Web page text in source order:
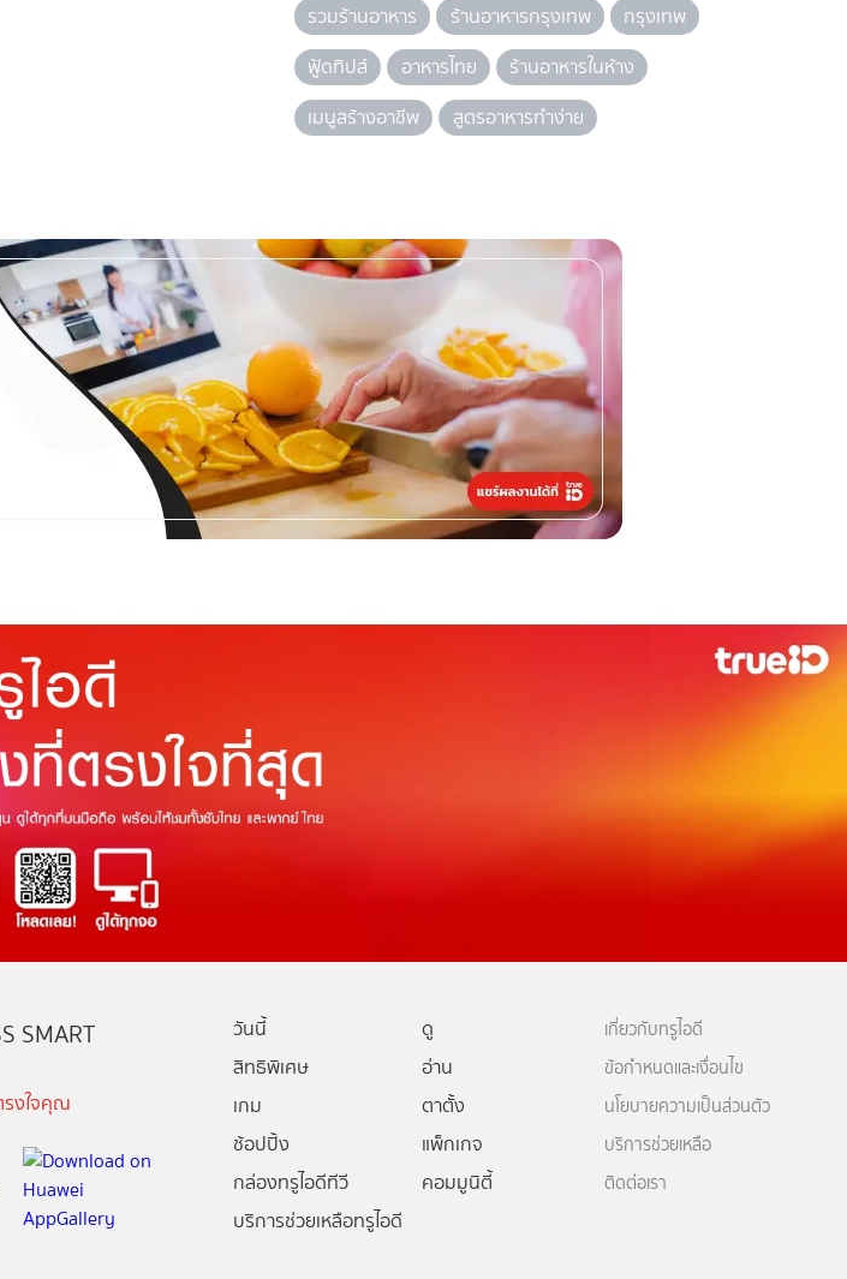
รวมร้านอาหาร
ร้านอาหารกรุงเทพ
กรุงเทพ
ฟู้ดทิปส์
อาหารไทย
ร้านอาหารในห้าง
เมนูสร้างอาชีพ
สูตรอาหารทำง่าย
SMART
รงใจคุณ
วันนี้
ดู
สิทธิพิเศษ
อ่าน
เกม
ตาตั้ง
ช้อปปิ้ง
แพ็กเกจ
กล่องทรูไอดีทีวี
คอมมูนิตี้
บริการช่วยเหลือทรูไอดี
เกี่ยวกับทรูไอดี
ข้อกำหนดและเงื่อนไข
นโยบายความเป็นส่วนตัว
บริการช่วยเหลือ
ติดต่อเรา